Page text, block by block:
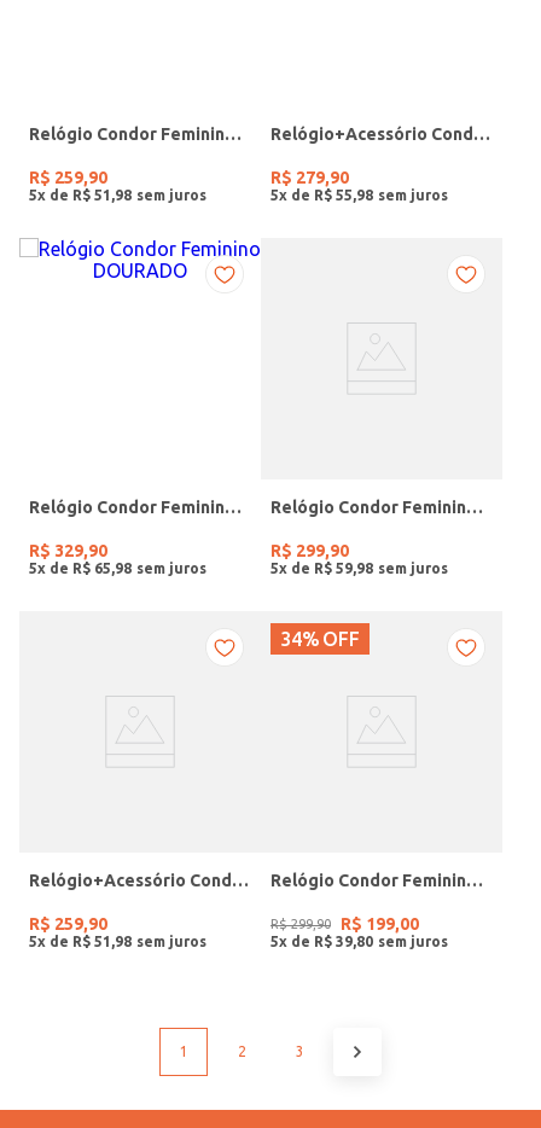
Relógio Condor Feminino DOURADO
R$ 259,90
5x de R$ 51 98
Relógio+Acessório Condor Feminino ROSE
R$ 279,90
5x de R$ 55 98
Relógio Condor Feminino DOURADO
R$ 329,90
5x de R$ 65 98
Relógio Condor Feminino DOURADO
R$ 299,90
5x de R$ 59 98
Relógio+Acessório Condor Feminino PRATA
R$ 259,90
5x de R$ 51 98
34% OFF
Relógio Condor Feminino PRATA
R$ 299,90 R$ 199,00
5x de R$ 39 80
1 2 3